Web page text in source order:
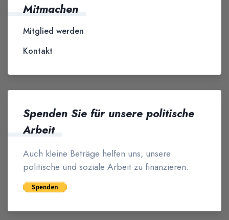
Mitmachen
Mitglied werden
Kontakt
Spenden Sie für unsere politische
Arbeit
Auch kleine Beträge helfen uns, unsere
politische und soziale Arbeit zu finanzieren.